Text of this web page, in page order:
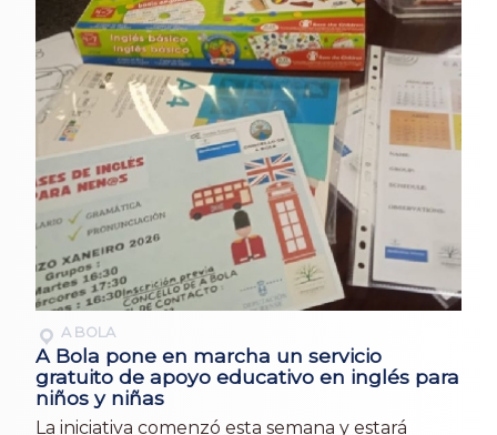
A BOLA
A Bola pone en marcha un servicio
gratuito de apoyo educativo en inglés para
niños y niñas
La iniciativa comenzó esta semana y estará